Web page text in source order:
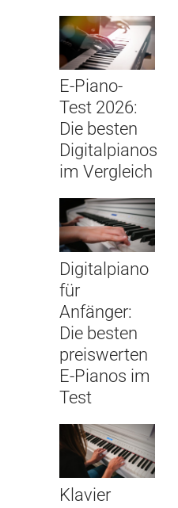
E-Piano-
Test 2026:
Die besten
Digitalpianos
im Vergleich
Digitalpiano
für
Anfänger:
Die besten
preiswerten
E-Pianos im
Test
Klavier